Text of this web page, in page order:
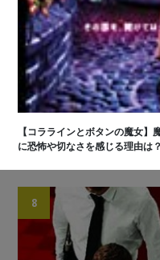
【コララインとボタンの魔女
に恐怖や切なさを感じる理由は
8